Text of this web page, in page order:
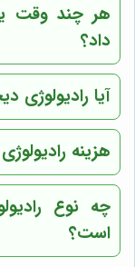
هر چند وقت یک
داد؟
آیا رادیولوژی
هزینه
چه نوع
است؟